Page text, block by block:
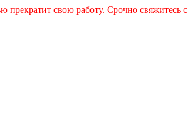
прекратит свою работу. Срочно свяжитесь с